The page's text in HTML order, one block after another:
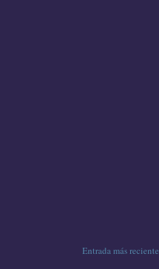
Entrada más reciente